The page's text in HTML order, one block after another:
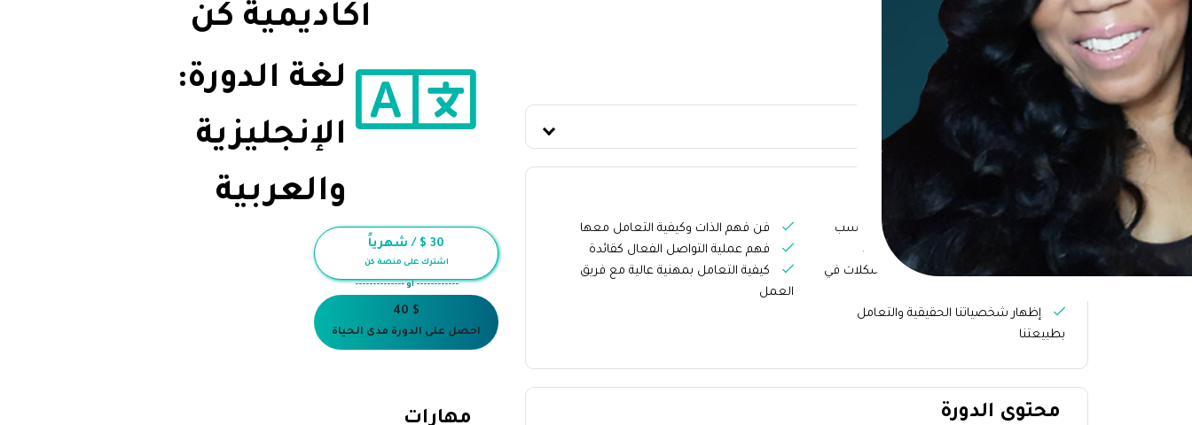
لمحة عامة عن الدورة
ماذا ستتعلم؟
كيفية تحليل الأمور واتخاذ القرار المناسب
فن فهم الذات وكيفية التعامل معها
كيفية فصل المشاعر وعدم خلطها
فهم عملية التواصل الفعال كقائدة
كيفية إيجاد حلول ذكية لحل المشكلات في
كيفية التعامل بمهنية عالية مع فريق
العمل
إظهار شخصياتنا الحقيقية والتعامل
بطبيعتنا
محتوى الدورة
أكاديمية كُن
لغة الدورة:
الإنجليزية
والعربية
30 $ / شهرياً
اشترك على منصة كن
------------ أو --------------
$ 40
احصل على الدورة مدى الحياة
مهارات